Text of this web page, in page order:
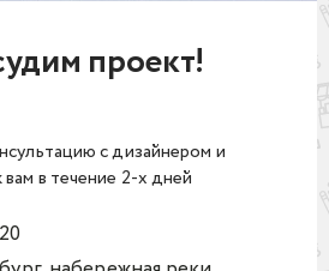
проект!
с дизайнером и
в течение 2-х дней